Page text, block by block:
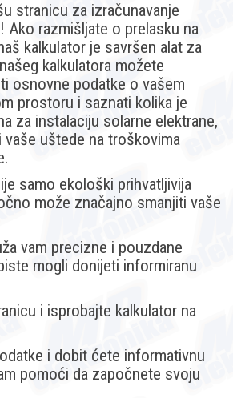
stranicu za izračunavanje
Ako razmišljate o prelasku na
kalkulator je savršen alat za
kalkulatora možete
osnovne podatke o vašem
prostoru i saznati kolika je
za instalaciju solarne elektrane,
vaše uštede na troškovima
samo ekološki prihvatljivija
može značajno smanjiti vaše
vam precizne i pouzdane
mogli donijeti informiranu
i isprobajte kalkulator na
i dobit ćete informativnu
pomoći da započnete svoju